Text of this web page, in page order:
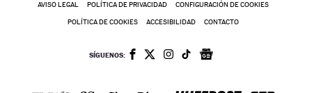
AVISO LEGAL POLÍTICA DE PRIVACIDAD CONFIGURACIÓN DE COOKIES
POLÍTICA DE COOKIES ACCESIBILIDAD CONTACTO
SÍGUENOS: